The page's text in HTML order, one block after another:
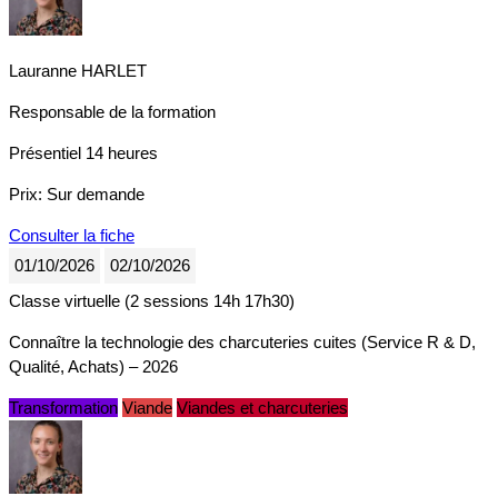
Lauranne HARLET
Responsable de la formation
Présentiel 14 heures
Prix: Sur demande
Consulter la fiche
01/10/2026
02/10/2026
Classe virtuelle (2 sessions 14h 17h30)
Connaître la technologie des charcuteries cuites (Service R & D,
Qualité, Achats) – 2026
Transformation Viande Viandes et charcuteries